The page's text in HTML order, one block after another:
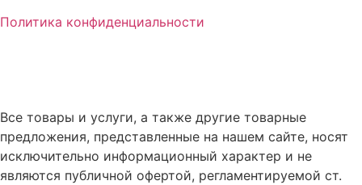
Политика конфиденциальности
Все товары и услуги, а также другие товарные
предложения, представленные на нашем сайте, носят
исключительно информационный характер и не
являются публичной офертой, регламентируемой ст.